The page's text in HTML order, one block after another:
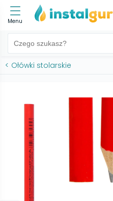
Menu
< Ołówki stolarskie